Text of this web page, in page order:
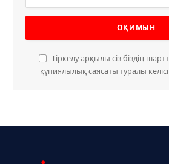
Тіркелу арқылы сіз біздің
құпиялылық саясаты туралы